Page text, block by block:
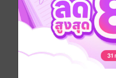
ราคาปก
ฉบับย้อนหลัง